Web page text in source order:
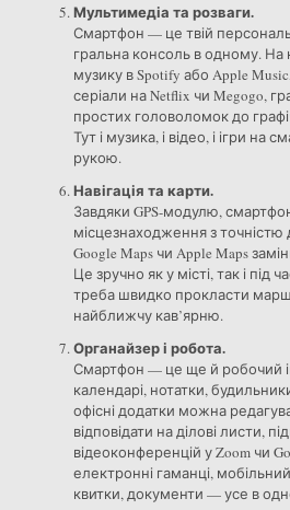
Мультимедіа та розваги.
Смартфон — це твій
гральна консоль в одному. На
музику в Spotify або Apple
серіали на Netflix чи Megogo,
простих головоломок до
Тут і музика, і відео, і ігри на
рукою.
Навігація та карти.
Завдяки GPS-модулю,
місцезнаходження з точністю
Google Maps чи Apple Maps
Це зручно як у місті, так і під
треба швидко прокласти
найближчу кав’ярню.
Органайзер і робота.
Смартфон — це ще й робочий
календарі, нотатки,
офісні додатки можна
відповідати на ділові листи,
відеоконференцій у Zoom чи
електронні гаманці,
квитки, документи — усе в